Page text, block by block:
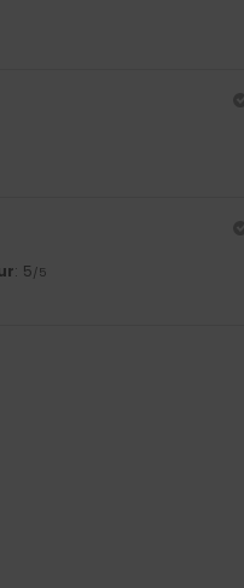
: 5/5